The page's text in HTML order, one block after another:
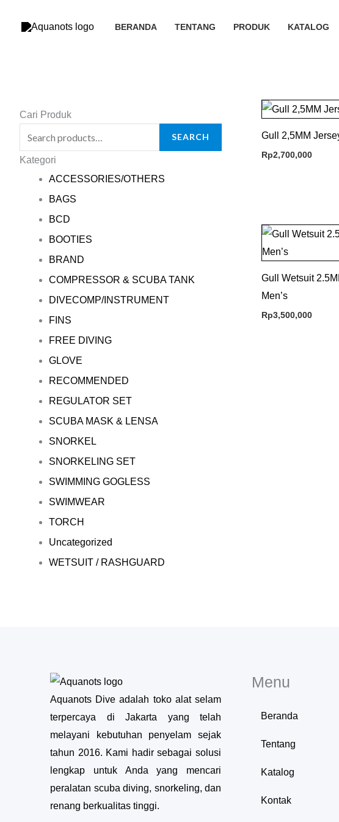
BERANDA TENTANG PRODUK KATALOG
Cari Produk
Search
SEARCH
Kategori
ACCESSORIES/OTHERS
BAGS
BCD
BOOTIES
BRAND
COMPRESSOR & SCUBA TANK
DIVECOMP/INSTRUMENT
FINS
FREE DIVING
GLOVE
RECOMMENDED
REGULATOR SET
SCUBA MASK & LENSA
SNORKEL
SNORKELING SET
SWIMMING GOGLESS
SWIMWEAR
TORCH
Uncategorized
WETSUIT / RASHGUARD
Gull 2,5MM
Rp2,700,000
Gull Wetsuit
Men’s
Rp3,500,000
Aquanots Dive adalah toko alat selam
terpercaya di Jakarta yang telah
melayani kebutuhan penyelam sejak
tahun 2016. Kami hadir sebagai solusi
lengkap untuk Anda yang mencari
peralatan scuba diving, snorkeling, dan
renang berkualitas tinggi.
Menu
Beranda
Tentang
Katalog
Kontak